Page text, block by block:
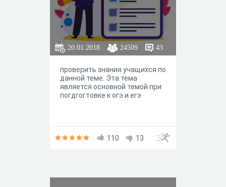
20.01.2018 24509 43
проверить знания учащихся по
данной теме. Эта тема
является основной темой при
погдгогтовке к огэ и егэ
110 13